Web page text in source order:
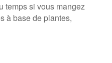
temps si vous mangez
à base de plantes,